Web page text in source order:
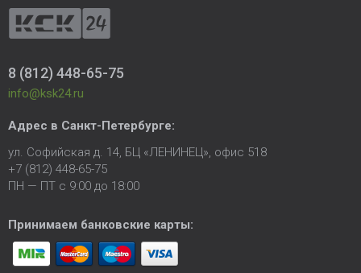
8 (812) 448-65-75
info@ksk24.ru
Адрес в Санкт-Петербурге:
ул. Софийская д. 14, БЦ «ЛЕНИНЕЦ», офис 518
+7 (812) 448-65-75
ПН — ПТ с 9:00 до 18:00
Принимаем банковские карты: